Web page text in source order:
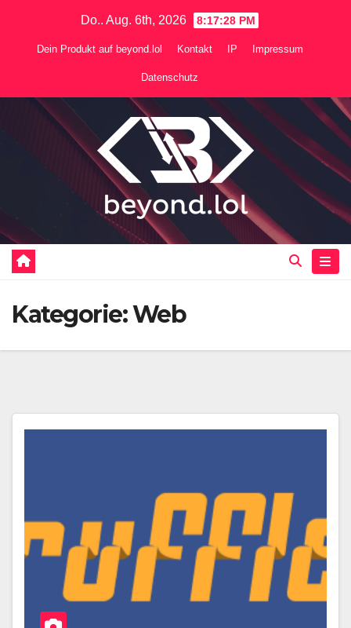
Do.. Aug. 6th, 2026 8:17:29 PM
Dein Produkt auf beyond.lol Kontakt IP Impressum
Datenschutz
Kategorie:Web